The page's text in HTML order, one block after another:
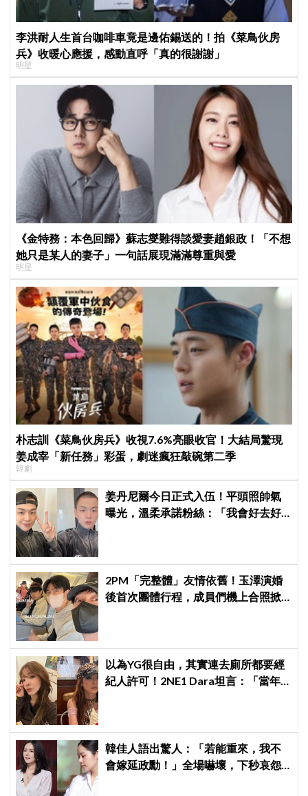
李洪耐人生首台咖啡車竟是邊佑錫送的！拍《菜鳥伙房
兵》收暖心應援，感動直呼「真的很謝謝」
明星
《金特務：本色回歸》蘇志燮難得談愛妻趙銀政！「不想
她只是某人的妻子」一句話展現滿滿尊重與愛
明星
朴志訓《菜鳥伙房兵》收視7.6%亮眼收官！大結局驚現
姜成宰「新任務」彩蛋，劇迷瘋狂敲碗第二季
韓劇
姜丹尼爾今日正式入伍！平頭照帥氣
曝光，溫柔承諾粉絲：「我會好去好
2PM「完整體」友情依舊！玉澤演婚
後首次團體行程，成員們機上合照掀
以為YG很自由，其實連去廁所都要經
紀人許可！2NE1 Dara坦言：「當年
韓佳人語出驚人：「若能重來，我不
會嫁延政勳！」全場嚇壞，下秒哀怨